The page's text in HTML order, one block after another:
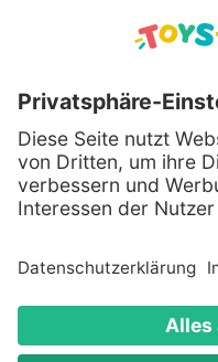
Sicher
Alle genannten
Warenzeichen
Copyright © 2008 -